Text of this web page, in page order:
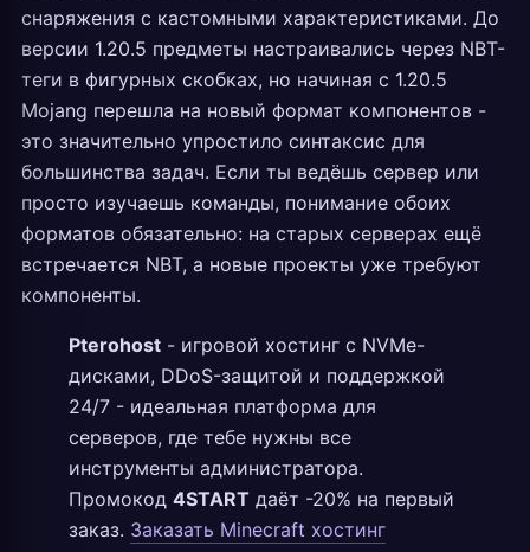
снаряжения с кастомными характеристиками. До
версии 1.20.5 предметы настраивались через NBT-
теги в фигурных скобках, но начиная с 1.20.5
Mojang перешла на новый формат компонентов -
это значительно упростило синтаксис для
большинства задач. Если ты ведёшь сервер или
просто изучаешь команды, понимание обоих
форматов обязательно: на старых серверах ещё
встречается NBT, а новые проекты уже требуют
компоненты.
Pterohost - игровой хостинг с NVMe-
дисками, DDoS-защитой и поддержкой
24/7 - идеальная платформа для
серверов, где тебе нужны все
инструменты администратора.
Промокод 4START даёт -20% на первый
заказ. Заказать Minecraft хостинг